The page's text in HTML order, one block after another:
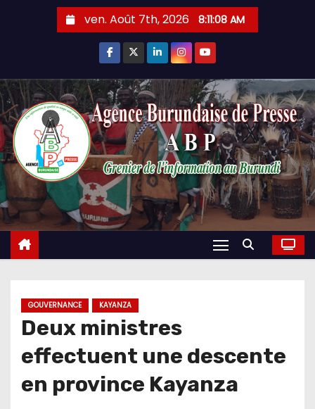
ven. Août 7th, 2026 8:11:08 AM
GOUVERNANCE KAYANZA
Deux ministres
effectuent une descente
en province Kayanza